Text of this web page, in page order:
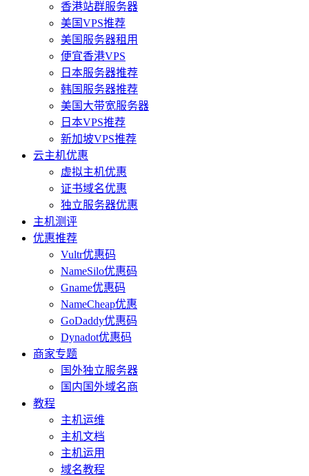
香港站群服务器
美国VPS推荐
美国服务器租用
便宜香港VPS
日本服务器推荐
韩国服务器推荐
美国大带宽服务器
日本VPS推荐
新加坡VPS推荐
云主机优惠
虚拟主机优惠
证书域名优惠
独立服务器优惠
主机测评
优惠推荐
Vultr优惠码
NameSilo优惠码
Gname优惠码
NameCheap优惠
GoDaddy优惠码
Dynadot优惠码
商家专题
国外独立服务器
国内国外域名商
教程
主机运维
主机文档
主机运用
域名教程